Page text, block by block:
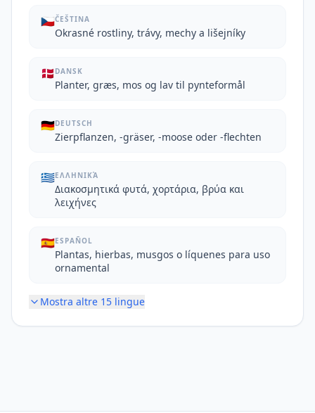
🇨🇿ČEŠTINA
Okrasné rostliny, trávy, mechy a lišejníky
🇩🇰 DANSK
Planter, græs, mos og lav til pynteformål
🇩🇪DEUTSCH
Zierpflanzen, -gräser, -moose oder -flechten
🇬🇷ΕΛΛΗΝΙΚΆ
Διακοσμητικά φυτά, χορτάρια, βρύα και
λειχήνες
🇪🇸ESPAÑOL
Plantas, hierbas, musgos o líquenes para uso
ornamental
Mostra altre 15 lingue